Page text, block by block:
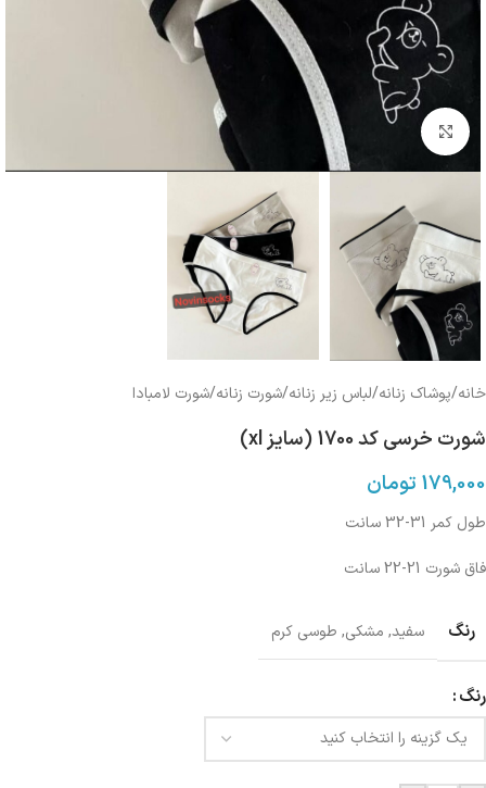
بزرگنمایی تصویر
خانه/پوشاک زنانه/لباس زیر زنانه/شورت زنانه/شورت لامبادا
شورت خرسی کد 1700 (سایز xl)
179,000 تومان
طول کمر 31-32 سانت
فاق شورت 21-22 سانت
رنگ سفید, مشکی, طوسی کرم
رنگ